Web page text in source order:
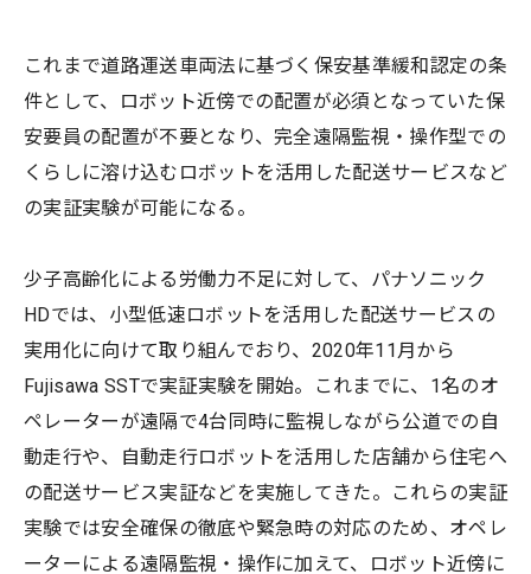
これまで道路運送車両法に基づく保安基準緩和認定の条
件として、ロボット近傍での配置が必須となっていた保
安要員の配置が不要となり、完全遠隔監視・操作型での
くらしに溶け込むロボットを活用した配送サービスなど
の実証実験が可能になる。
少子高齢化による労働力不足に対して、パナソニック
HDでは、小型低速ロボットを活用した配送サービスの
実用化に向けて取り組んでおり、2020年11月から
Fujisawa SSTで実証実験を開始。これまでに、1名のオ
ペレーターが遠隔で4台同時に監視しながら公道での自
動走行や、自動走行ロボットを活用した店舗から住宅へ
の配送サービス実証などを実施してきた。これらの実証
実験では安全確保の徹底や緊急時の対応のため、オペレ
ーターによる遠隔監視・操作に加えて、ロボット近傍に